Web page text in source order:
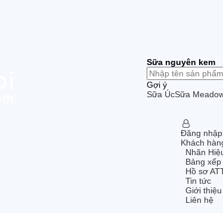
Sữa nguyên kem
Gợi ý
Sữa ÚcSữa
Đăng nhập
Khách
Nhãn
Bảng
Hồ sơ
Tin tức
Giới thiệu
Liên hệ